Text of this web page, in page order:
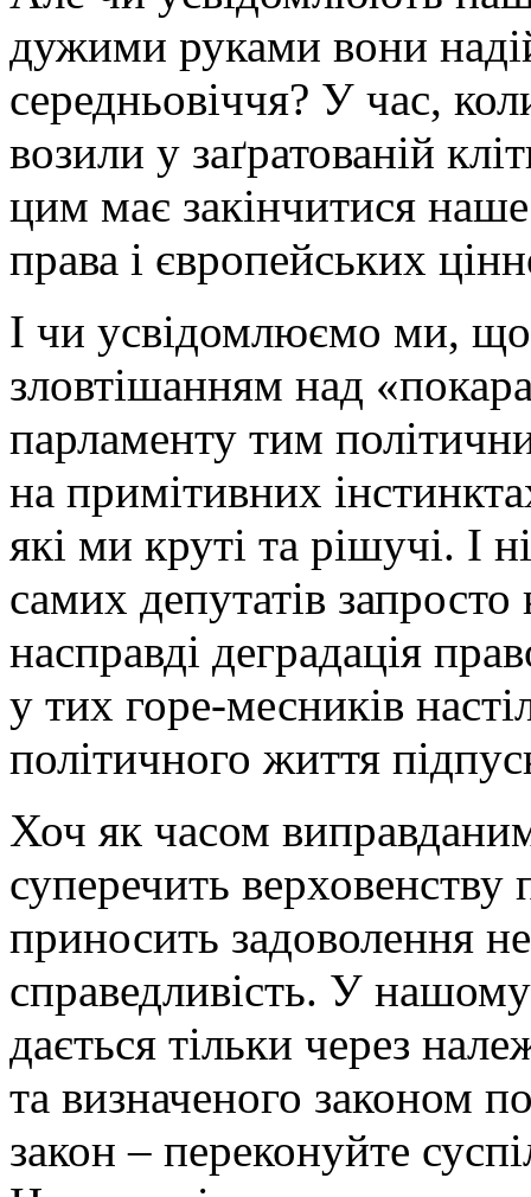
дужими руками вони
середньовіччя? У час,
возили у заґратованій
цим має закінчитися
права і європейських
І чи усвідомлюємо ми, що
зловтішанням над
парламенту тим
на примітивних
які ми круті та рішучі. І
самих депутатів
насправді деградація
у тих горе-месників
політичного життя
Хоч як часом
суперечить верховенству
приносить задоволення
справедливість. У
дається тільки через
та визначеного законом
закон – переконуйте